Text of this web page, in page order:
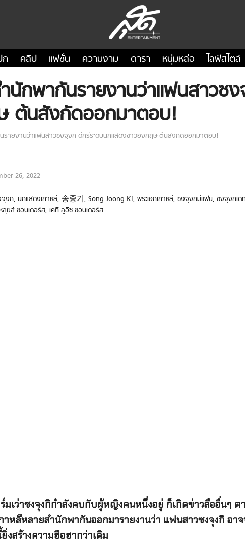
คลิป แฟชั่น ความงาม ดารา หนุ่มหล่อ ไลฟ์สไตล์
นักพากันรายงานว่าแฟนสาวซ
ต้นสังกัดออกมาตอบ!
รายงานว่าแฟนสาวซงจุงกิ ดีกรีระดับนักแสดงชาวอังกฤษ ต้นสังกัดออกมาตอบ!
26, 2022
เว่าซงจุงกิกำลังคบกับผู้หญิงคนหนึ่งอยู่ ก็เกิดข่าวลืออื่นๆ ต
าหลีหลายสำนักพากันออกมารายงานว่า แฟนสาวซงจุงกิ อา
งสร้างความฮือฮากว่าเดิม